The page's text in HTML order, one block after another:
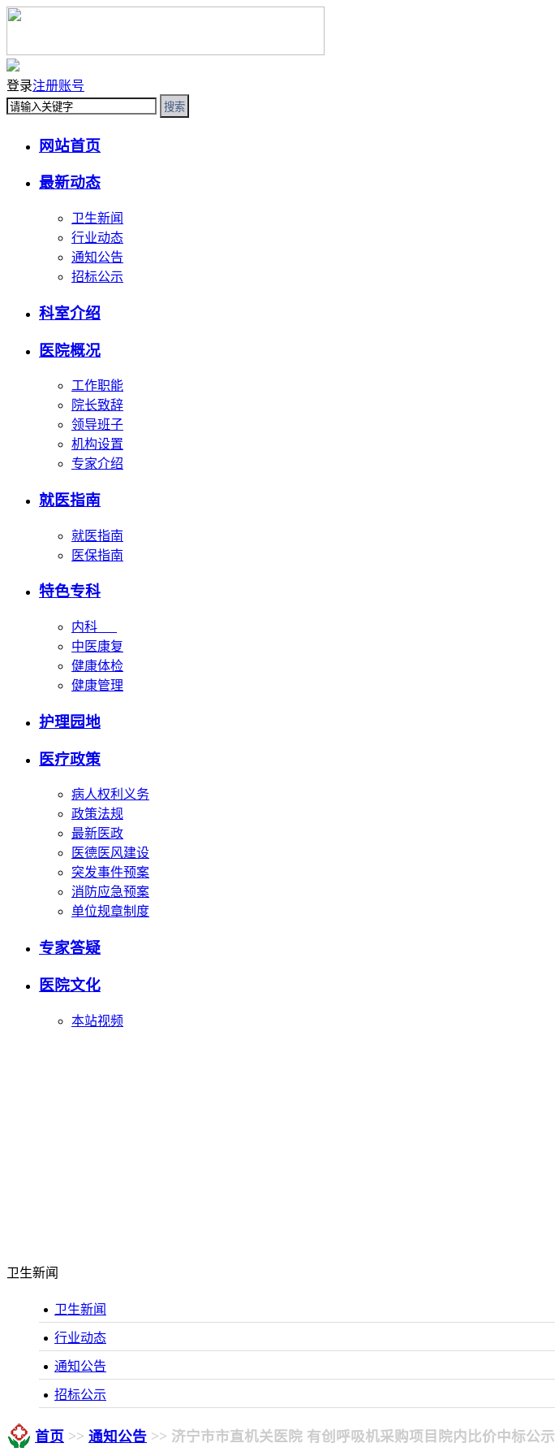
登录注册账号
搜索
网站首页
最新动态
卫生新闻
行业动态
通知公告
招标公示
科室介绍
医院概况
工作职能
院长致辞
领导班子
机构设置
专家介绍
就医指南
就医指南
医保指南
特色专科
内科
中医康复
健康体检
健康管理
护理园地
医疗政策
病人权利义务
政策法规
最新医政
医德医风建设
突发事件预案
消防应急预案
单位规章制度
专家答疑
医院文化
本站视频
卫生新闻
卫生新闻
行业动态
通知公告
招标公示
首页 >> 通知公告 >> 济宁市市直机关医院 有创呼吸机采购项目院内比价中标公示